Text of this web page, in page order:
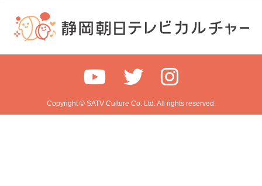
Copyright © SATV Culture Co. Ltd. All rights reserved.